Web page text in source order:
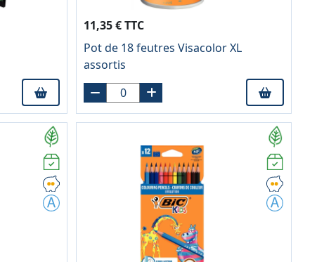
11,35 € TTC
Pot de 18 feutres Visacolor XL
assortis